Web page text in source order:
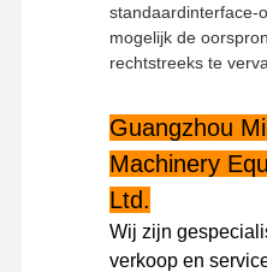
Thuis Producten
Fabriekstour
standaardinterface-
mogelijk de
rechtstreeks te
Guangzhou
Machinery
Ltd.
Wij zijn
verkoop en